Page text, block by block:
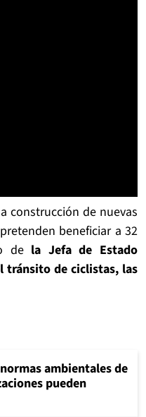
construcción de nuevas
beneficiar a 32
de la Jefa de Estado
tránsito de ciclistas, las
ambientales de
pueden